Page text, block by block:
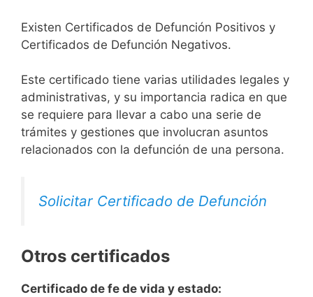
Existen Certificados de Defunción Positivos y
Certificados de Defunción Negativos.
Este certificado tiene varias utilidades legales y
administrativas, y su importancia radica en que
se requiere para llevar a cabo una serie de
trámites y gestiones que involucran asuntos
relacionados con la defunción de una persona.
Solicitar Certificado de Defunción
Otros certificados
Certificado de fe de vida y estado: